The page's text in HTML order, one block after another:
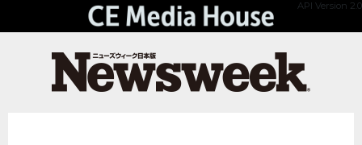
API Version 2.0